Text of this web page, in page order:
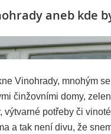
aneb kde
Vinohrady, mnohým
činžovními domy,
výtvarné potřeby či
a tak není divu, že